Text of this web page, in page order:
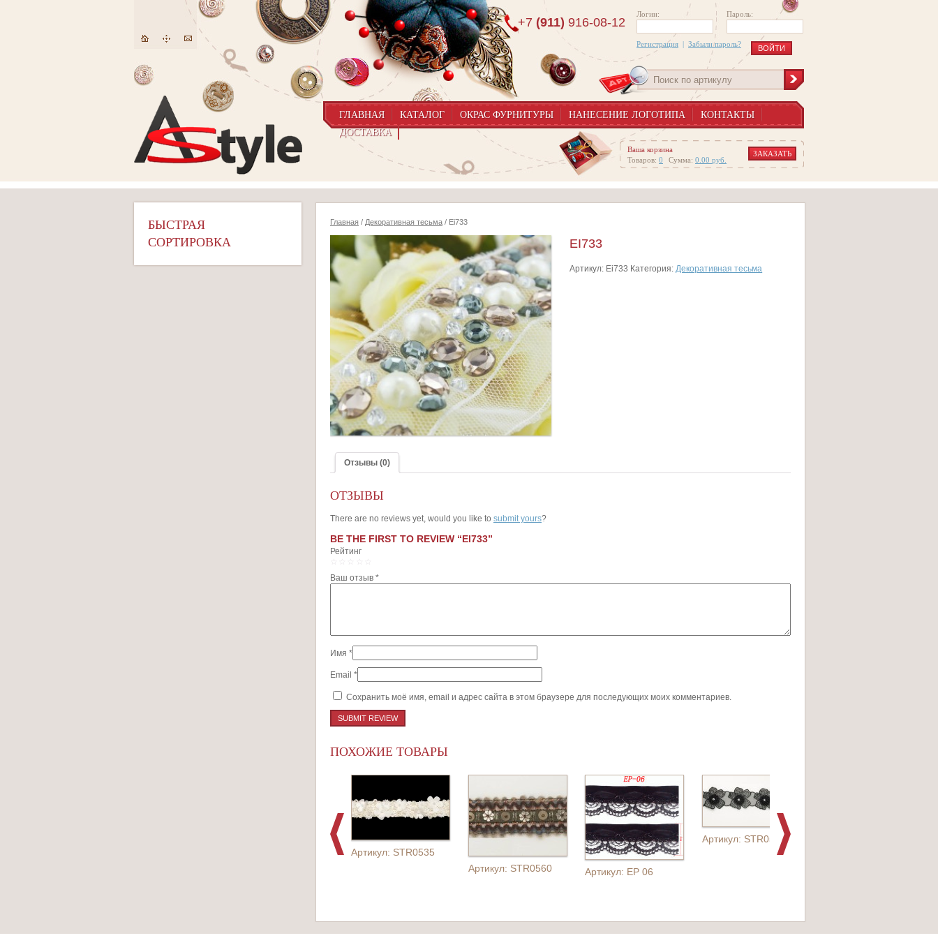
Логин: Пароль:
Регистрация | Забыли пароль?
+7 (911) 916-08-12
ГЛАВНАЯ КАТАЛОГ ОКРАС ФУРНИТУРЫ НАНЕСЕНИЕ ЛОГОТИПА
КОНТАКТЫ
ДОСТАВКА
Ваша корзина
Товаров: 0 Сумма: 0.00 руб.
ЗАКАЗАТЬ
БЫСТРАЯ
СОРТИРОВКА
Главная / Декоративная тесьма / Ei733
EI733
Артикул: Ei733 Категория:Декоративная тесьма
Отзывы (0)
ОТЗЫВЫ
There are no reviews yet, would you like to submit yours?
BE THE FIRST TO REVIEW “EI733”
Рейтинг
Ваш отзыв *
Имя *
Email *
Сохранить моё имя, email и адрес сайта в этом браузере для последующих моих комментариев.
ПОХОЖИЕ ТОВАРЫ
Артикул: STR0535
Артикул: STR0560
Артикул: EP 06
Артикул: STR0503